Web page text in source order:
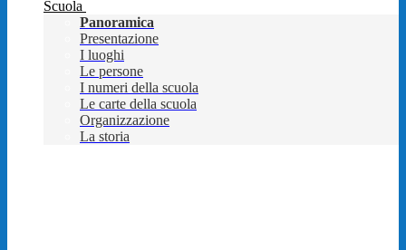
Scuola
Panoramica
Presentazione
I luoghi
Le persone
I numeri della scuola
Le carte della scuola
Organizzazione
La storia